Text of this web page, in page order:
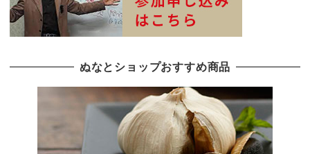
ぬなとショップおすすめ商品